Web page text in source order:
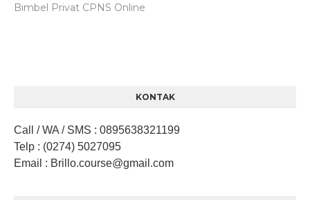
Bimbel Privat CPNS Online
KONTAK
Call / WA / SMS : 0895638321199
Telp : (0274) 5027095
Email : Brillo.course@gmail.com